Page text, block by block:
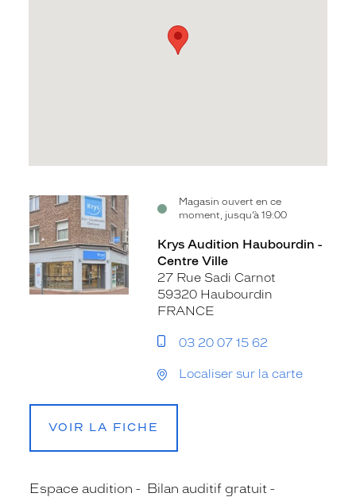
Magasin ouvert en ce
moment, jusqu’à 19:00
Voir
la
fiche
Krys Audition Haubourdin -
Centre Ville
27 Rue Sadi Carnot
59320 Haubourdin
FRANCE
03 20 07 15 62
Localiser sur la carte
VOIR LA FICHE
Espace audition
Bilan auditif gratuit